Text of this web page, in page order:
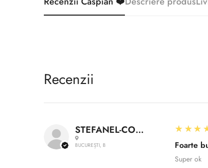
Recenzii
STEFANEL-CONSTANTIN A.
BUCUREȘTI, B
5
Foarte
Super ok